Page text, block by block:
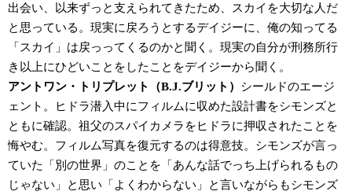
出会い、以来ずっと支えられてきたため、スカイを大切な人だ
と思っている。現実に戻ろうとするデイジーに、俺の知ってる
「スカイ」は戻っってくるのかと聞く。現実の自分が刑務所行
き以上にひどいことをしたことをデイジーから聞く。
アントワン・トリプレット（B.J.ブリット） シールドのエージ
ェント。ヒドラ潜入中にフィルムに収めた設計書をシモンズと
ともに確認。祖父のスパイカメラをヒドラに押収されたことを
悔やむ。フィルム写真を復元するのは得意技。シモンズが言っ
ていた「別の世界」のことを「あんな話でっち上げられるもの
じゃない」と思い「よくわからない」と言いながらもシモンズ